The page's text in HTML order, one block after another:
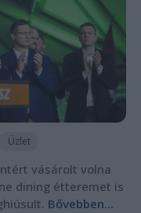
Üzlet
vásárolt volna
dining étteremet is
Bővebben...